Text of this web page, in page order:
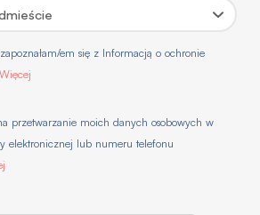
em się z Informacją o ochronie
Więcej
przetwarzanie moich danych osobowych w
elektronicznej lub numeru telefonu